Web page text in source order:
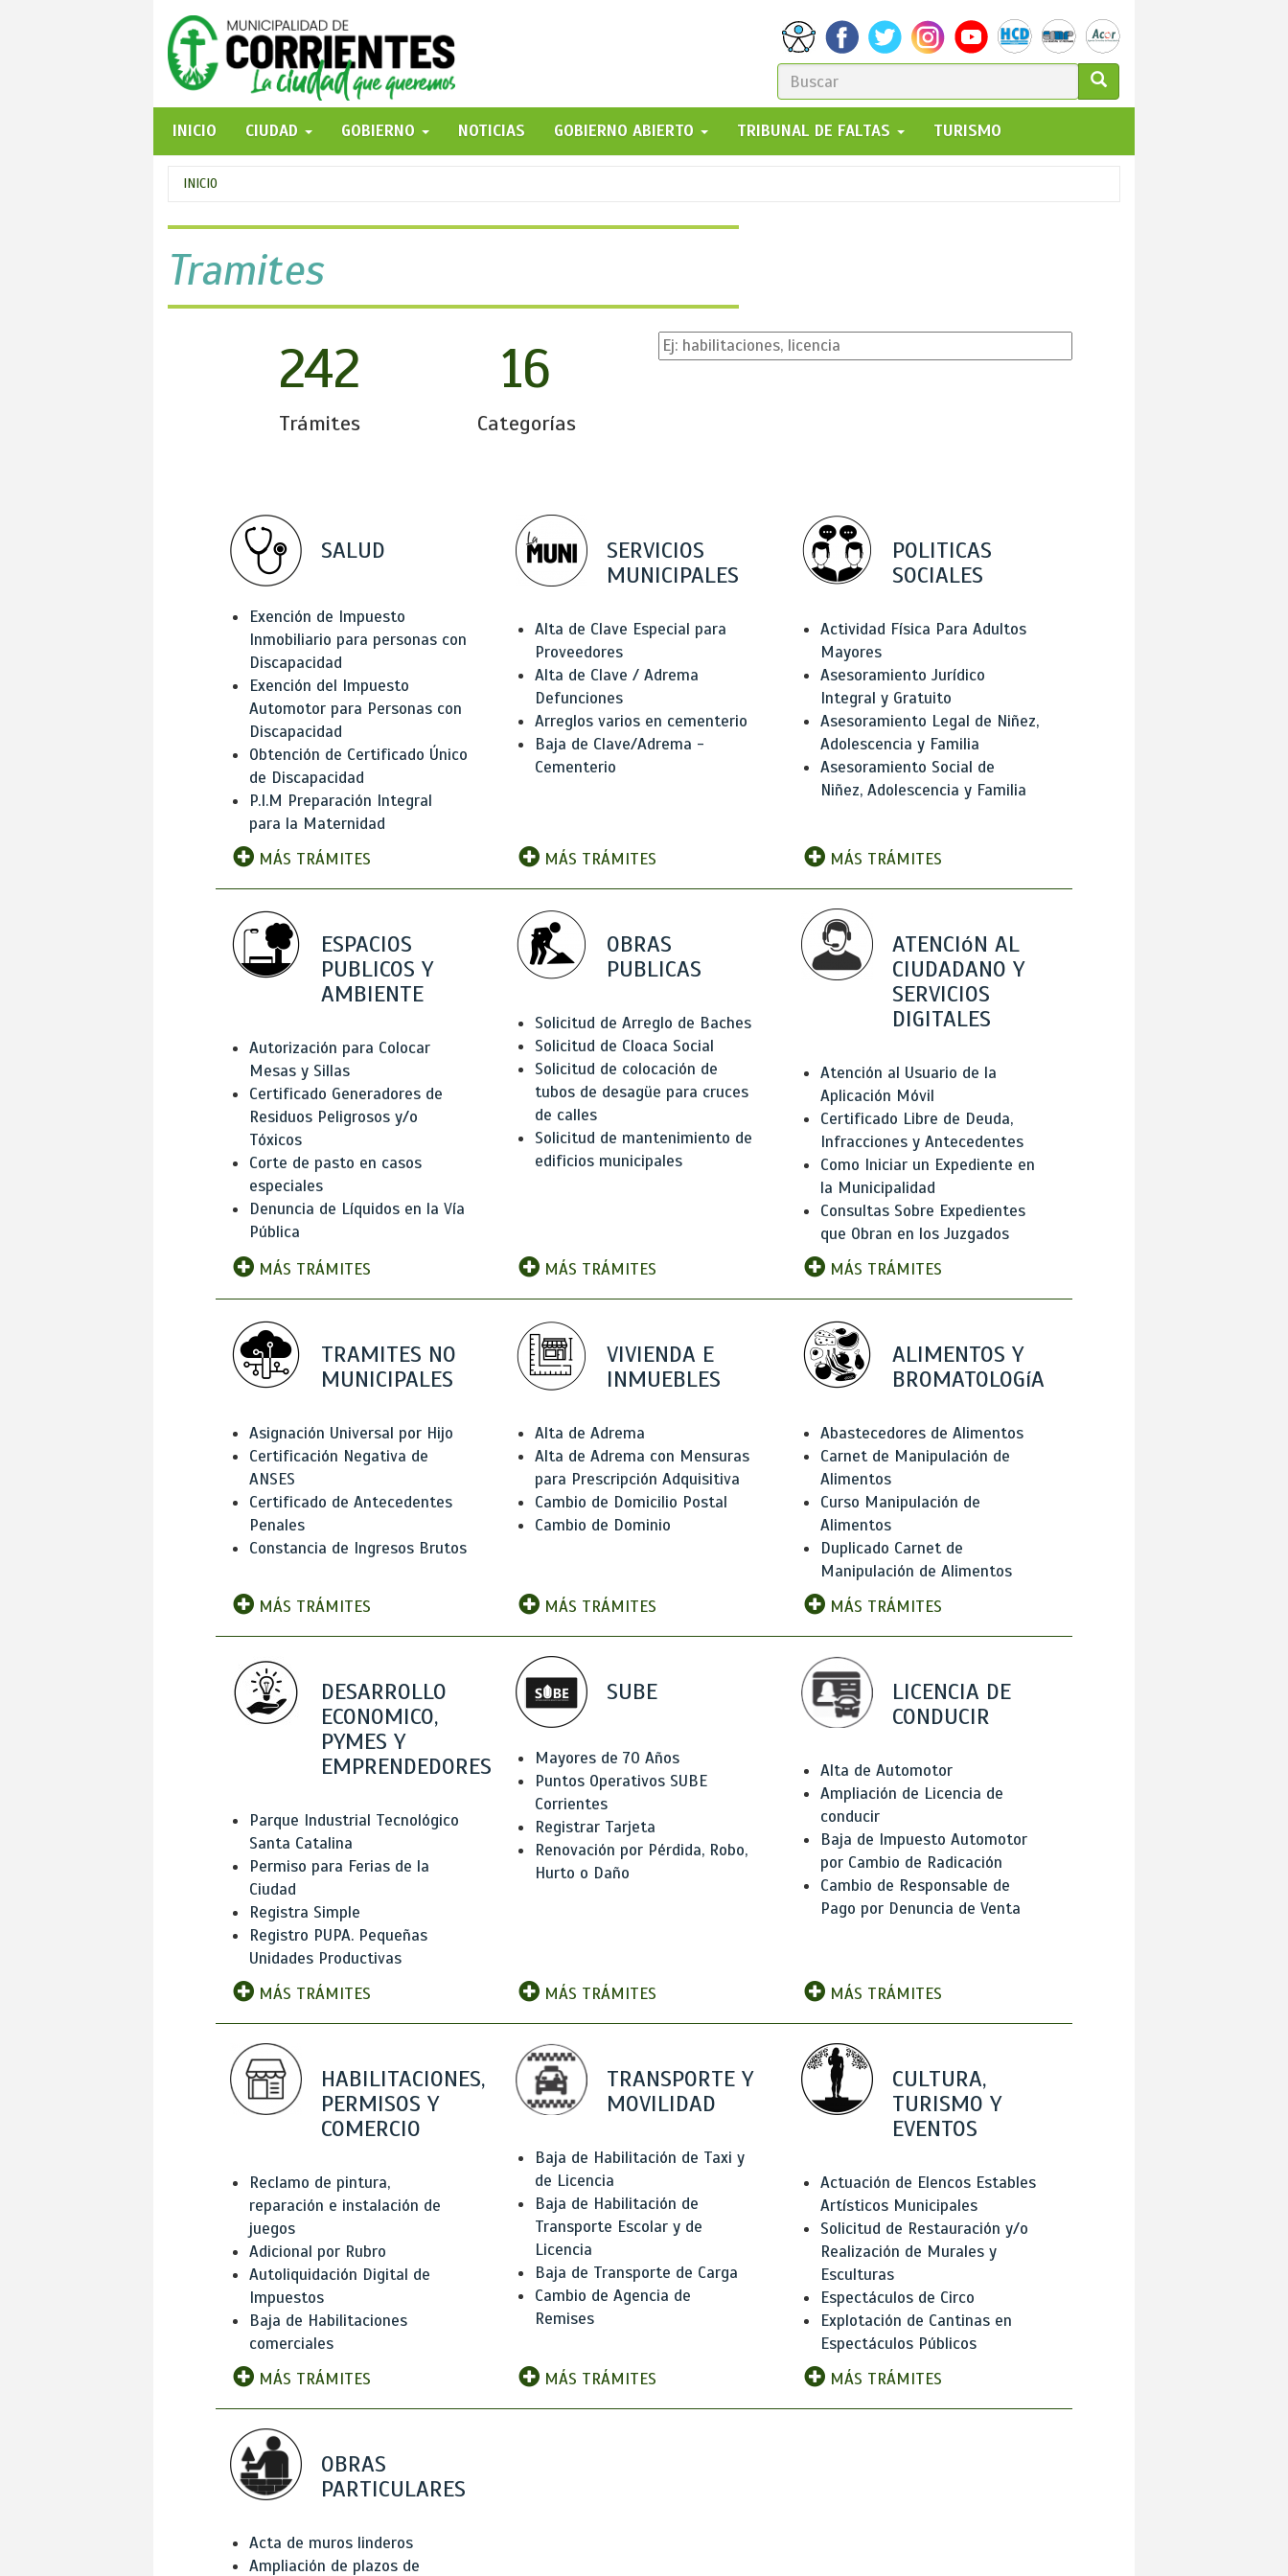
FORMULARIO
DE
BÚSQUEDA
GO!
INICIO
CIUDAD GOBIERNO NOTICIAS GOBIERNO ABIERTO TRIBUNAL DE FALTAS TURISMO
Se
encuentra
usted
aquí
INICIO
Tramites
242
Trámites
16
Categorías
SALUD
Exención de Impuesto
Inmobiliario para personas con
Discapacidad
Exención del Impuesto
Automotor para Personas con
Discapacidad
Obtención de Certificado Único
de Discapacidad
P.I.M Preparación Integral
para la Maternidad
MÁS TRÁMITES
SERVICIOS
MUNICIPALES
Alta de Clave Especial para
Proveedores
Alta de Clave / Adrema
Defunciones
Arreglos varios en cementerio
Baja de Clave/Adrema -
Cementerio
MÁS TRÁMITES
POLITICAS
SOCIALES
Actividad Física Para Adultos
Mayores
Asesoramiento Jurídico
Integral y Gratuito
Asesoramiento Legal de Niñez,
Adolescencia y Familia
Asesoramiento Social de
Niñez, Adolescencia y Familia
MÁS TRÁMITES
ESPACIOS
PUBLICOS Y
AMBIENTE
Autorización para Colocar
Mesas y Sillas
Certificado Generadores de
Residuos Peligrosos y/o
Tóxicos
Corte de pasto en casos
especiales
Denuncia de Líquidos en la Vía
Pública
MÁS TRÁMITES
OBRAS
PUBLICAS
Solicitud de Arreglo de Baches
Solicitud de Cloaca Social
Solicitud de colocación de
tubos de desagüe para cruces
de calles
Solicitud de mantenimiento de
edificios municipales
MÁS TRÁMITES
ATENCIóN AL
CIUDADANO Y
SERVICIOS
DIGITALES
Atención al Usuario de la
Aplicación Móvil
Certificado Libre de Deuda,
Infracciones y Antecedentes
Como Iniciar un Expediente en
la Municipalidad
Consultas Sobre Expedientes
que Obran en los Juzgados
MÁS TRÁMITES
TRAMITES NO
MUNICIPALES
Asignación Universal por Hijo
Certificación Negativa de
ANSES
Certificado de Antecedentes
Penales
Constancia de Ingresos Brutos
MÁS TRÁMITES
VIVIENDA E
INMUEBLES
Alta de Adrema
Alta de Adrema con Mensuras
para Prescripción Adquisitiva
Cambio de Domicilio Postal
Cambio de Dominio
MÁS TRÁMITES
ALIMENTOS Y
BROMATOLOGíA
Abastecedores de Alimentos
Carnet de Manipulación de
Alimentos
Curso Manipulación de
Alimentos
Duplicado Carnet de
Manipulación de Alimentos
MÁS TRÁMITES
DESARROLLO
ECONOMICO,
PYMES Y
EMPRENDEDORES
Parque Industrial Tecnológico
Santa Catalina
Permiso para Ferias de la
Ciudad
Registra Simple
Registro PUPA. Pequeñas
Unidades Productivas
MÁS TRÁMITES
SUBE
Mayores de 70 Años
Puntos Operativos SUBE
Corrientes
Registrar Tarjeta
Renovación por Pérdida, Robo,
Hurto o Daño
MÁS TRÁMITES
LICENCIA DE
CONDUCIR
Alta de Automotor
Ampliación de Licencia de
conducir
Baja de Impuesto Automotor
por Cambio de Radicación
Cambio de Responsable de
Pago por Denuncia de Venta
MÁS TRÁMITES
HABILITACIONES,
PERMISOS Y
COMERCIO
Reclamo de pintura,
reparación e instalación de
juegos
Adicional por Rubro
Autoliquidación Digital de
Impuestos
Baja de Habilitaciones
comerciales
MÁS TRÁMITES
TRANSPORTE Y
MOVILIDAD
Baja de Habilitación de Taxi y
de Licencia
Baja de Habilitación de
Transporte Escolar y de
Licencia
Baja de Transporte de Carga
Cambio de Agencia de
Remises
MÁS TRÁMITES
CULTURA,
TURISMO Y
EVENTOS
Actuación de Elencos Estables
Artísticos Municipales
Solicitud de Restauración y/o
Realización de Murales y
Esculturas
Espectáculos de Circo
Explotación de Cantinas en
Espectáculos Públicos
MÁS TRÁMITES
OBRAS
PARTICULARES
Acta de muros linderos
Ampliación de plazos de